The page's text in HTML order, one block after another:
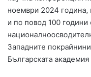
ноември 2024 година,
и по повод 100 години
Западните
Българската академия